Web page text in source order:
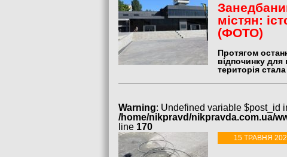
містян:
(ФОТО)
Протягом
відпочинку
територія
Warning: Undefined variable $post_id
/home/nikpravd/nikpravda.com.ua/
line 170
15 ТРАВНЯ